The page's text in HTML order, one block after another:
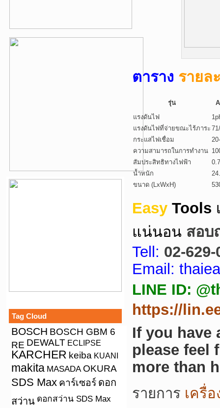
Tag Cloud
BOSCH BOSCH GBM 6
RE DEWALT ECLIPSE
KARCHER keiba KUANI
makita MASADA OKURA
SDS Max คาร์เซอร์ ดอก
สว่าน ดอกสว่าน SDS Max
ตาราง รายล
รุ่น
แรงดันไฟ
แรงดันไฟที่จ่ายขณะไร้ภาระ
กระแสไฟเชื่อม
ความสามารถในการทำงาน
สัมประสิทธิทางไฟฟ้า
น้ำหนัก
ขนาด (LxWxH)
Easy Tools
แน่นอน สอบ
Tell: 02-629-
Email:
LINE ID:
https://
If you have
please feel
more than
รายการ เครื่